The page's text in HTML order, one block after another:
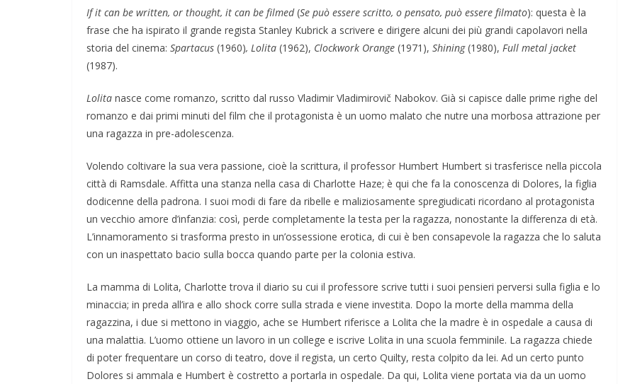
If it can be written, or thought, it can be filmed (Se può essere scritto, o pensato, può essere filmato): questa è la
frase che ha ispirato il grande regista Stanley Kubrick a scrivere e dirigere alcuni dei più grandi capolavori nella
storia del cinema: Spartacus (1960), Lolita (1962), Clockwork Orange (1971), Shining(1980), Full metal jacket
(1987).
Lolita nasce come romanzo, scritto dal russo Vladimir Vladimirovič Nabokov. Già si capisce dalle prime righe del
romanzo e dai primi minuti del film che il protagonista è un uomo malato che nutre una morbosa attrazione per
una ragazza in pre-adolescenza.
Volendo coltivare la sua vera passione, cioè la scrittura, il professor Humbert Humbert si trasferisce nella piccola
città di Ramsdale. Affitta una stanza nella casa di Charlotte Haze; è qui che fa la conoscenza di Dolores, la figlia
dodicenne della padrona. I suoi modi di fare da ribelle e maliziosamente spregiudicati ricordano al protagonista
un vecchio amore d’infanzia: così, perde completamente la testa per la ragazza, nonostante la differenza di età.
L’innamoramento si trasforma presto in un’ossessione erotica, di cui è ben consapevole la ragazza che lo saluta
con un inaspettato bacio sulla bocca quando parte per la colonia estiva.
La mamma di Lolita, Charlotte trova il diario su cui il professore scrive tutti i suoi pensieri perversi sulla figlia e lo
minaccia; in preda all’ira e allo shock corre sulla strada e viene investita. Dopo la morte della mamma della
ragazzina, i due si mettono in viaggio, ache se Humbert riferisce a Lolita che la madre è in ospedale a causa di
una malattia. L’uomo ottiene un lavoro in un college e iscrive Lolita in una scuola femminile. La ragazza chiede
di poter frequentare un corso di teatro, dove il regista, un certo Quilty, resta colpito da lei. Ad un certo punto
Dolores si ammala e Humbert è costretto a portarla in ospedale. Da qui, Lolita viene portata via da un uomo